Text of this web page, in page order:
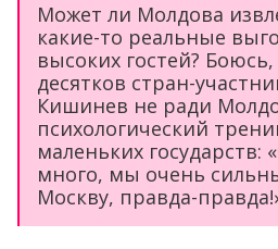
Может ли Молдова
какие-то реальные
высоких гостей?
десятков стран-
Кишинев не ради
психологический
маленьких государств:
много, мы очень
Москву, правда-